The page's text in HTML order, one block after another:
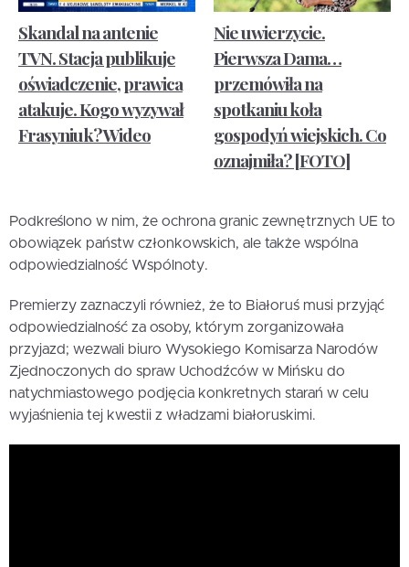
Skandal na antenie
TVN. Stacja publikuje
oświadczenie, prawica
atakuje. Kogo wyzywał
Frasyniuk? Wideo
Nie uwierzycie.
Pierwsza Dama…
przemówiła na
spotkaniu koła
gospodyń wiejskich. Co
oznajmiła? [FOTO]
Podkreślono w nim, że ochrona granic zewnętrznych UE to
obowiązek państw członkowskich, ale także wspólna
odpowiedzialność Wspólnoty.
Premierzy zaznaczyli również, że to Białoruś musi przyjąć
odpowiedzialność za osoby, którym zorganizowała
przyjazd; wezwali biuro Wysokiego Komisarza Narodów
Zjednoczonych do spraw Uchodźców w Mińsku do
natychmiastowego podjęcia konkretnych starań w celu
wyjaśnienia tej kwestii z władzami białoruskimi.